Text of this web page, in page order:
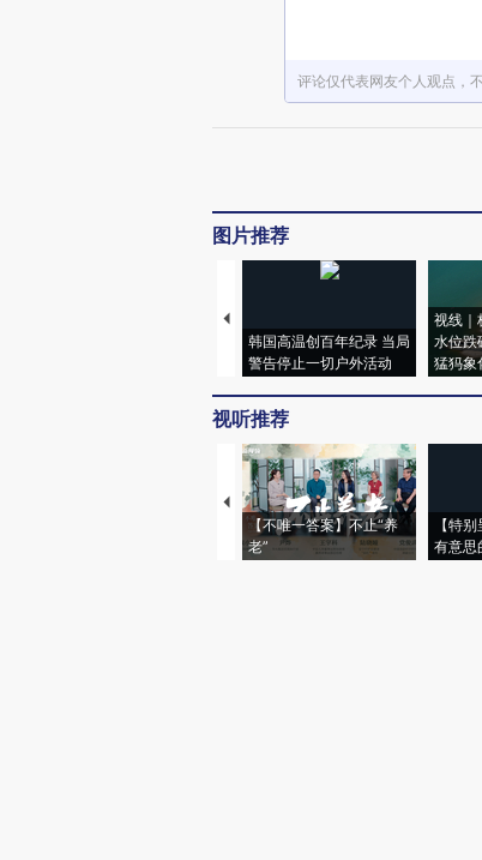
评论仅代表网友个人观点，
图片推荐
韩国高温创百年纪录 当局
警告停止一切户外活动
视线｜
水位跌
猛犸象
视听推荐
【不唯一答案】不止“养
老”
【特
有意思